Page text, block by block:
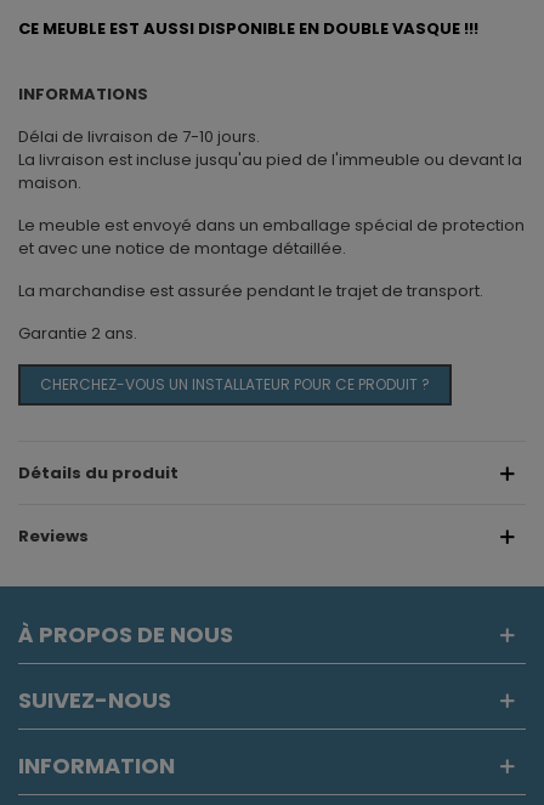
CE MEUBLE EST AUSSI DISPONIBLE EN DOUBLE VASQUE !!!
INFORMATIONS
Délai de livraison de 7-10 jours.
La livraison est incluse jusqu'au pied de l'immeuble ou devant la
maison.
Le meuble est envoyé dans un emballage spécial de protection
et avec une notice de montage détaillée.
La marchandise est assurée pendant le trajet de transport.
Garantie 2 ans.
CHERCHEZ-VOUS UN INSTALLATEUR POUR CE PRODUIT ?
Détails du produit
Reviews
À PROPOS DE NOUS
SUIVEZ-NOUS
INFORMATION